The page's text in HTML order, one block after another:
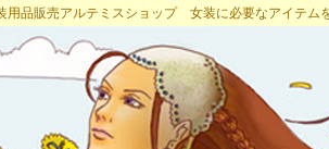
品販売アルテミスショップ 女装に必要なアイテム